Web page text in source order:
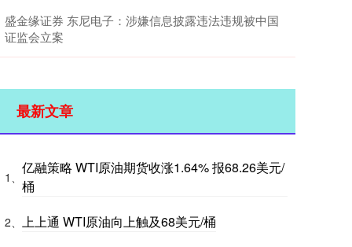
盛金缘证券 东尼电子：涉嫌信息披露违法违规被中国
证监会立案
最新文章
1、
亿融策略 WTI原油期货收涨1.64% 报68.26美元/
桶
2、 上上通 WTI原油向上触及68美元/桶